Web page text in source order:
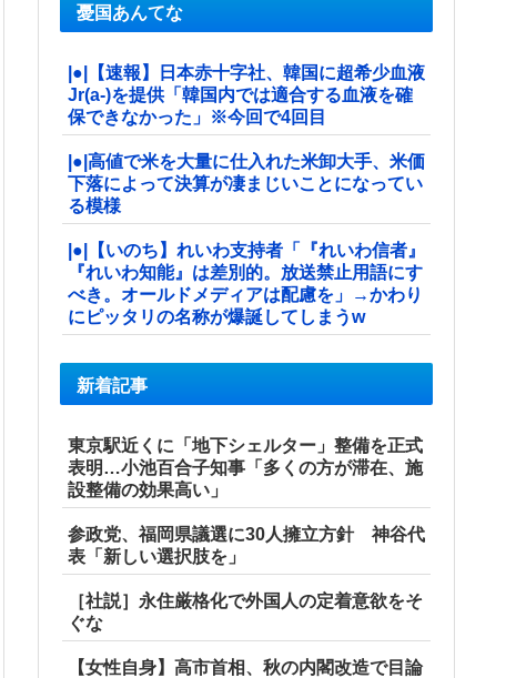
憂国あんてな
|●|【速報】日本赤十字社、韓国に超希少血液
Jr(a-)を提供「韓国内では適合する血液を確
保できなかった」※今回で4回目
|●|高値で米を大量に仕入れた米卸大手、米価
下落によって決算が凄まじいことになってい
る模様
|●|【いのち】れいわ支持者「『れいわ信者』
『れいわ知能』は差別的。放送禁止用語にす
べき。オールドメディアは配慮を」→かわり
にピッタリの名称が爆誕してしまうw
新着記事
東京駅近くに「地下シェルター」整備を正式
表明…小池百合子知事「多くの方が滞在、施
設整備の効果高い」
参政党、福岡県議選に30人擁立方針 神谷代
表「新しい選択肢を」
［社説］永住厳格化で外国人の定着意欲をそ
ぐな
【女性自身】高市首相、秋の内閣改造で目論